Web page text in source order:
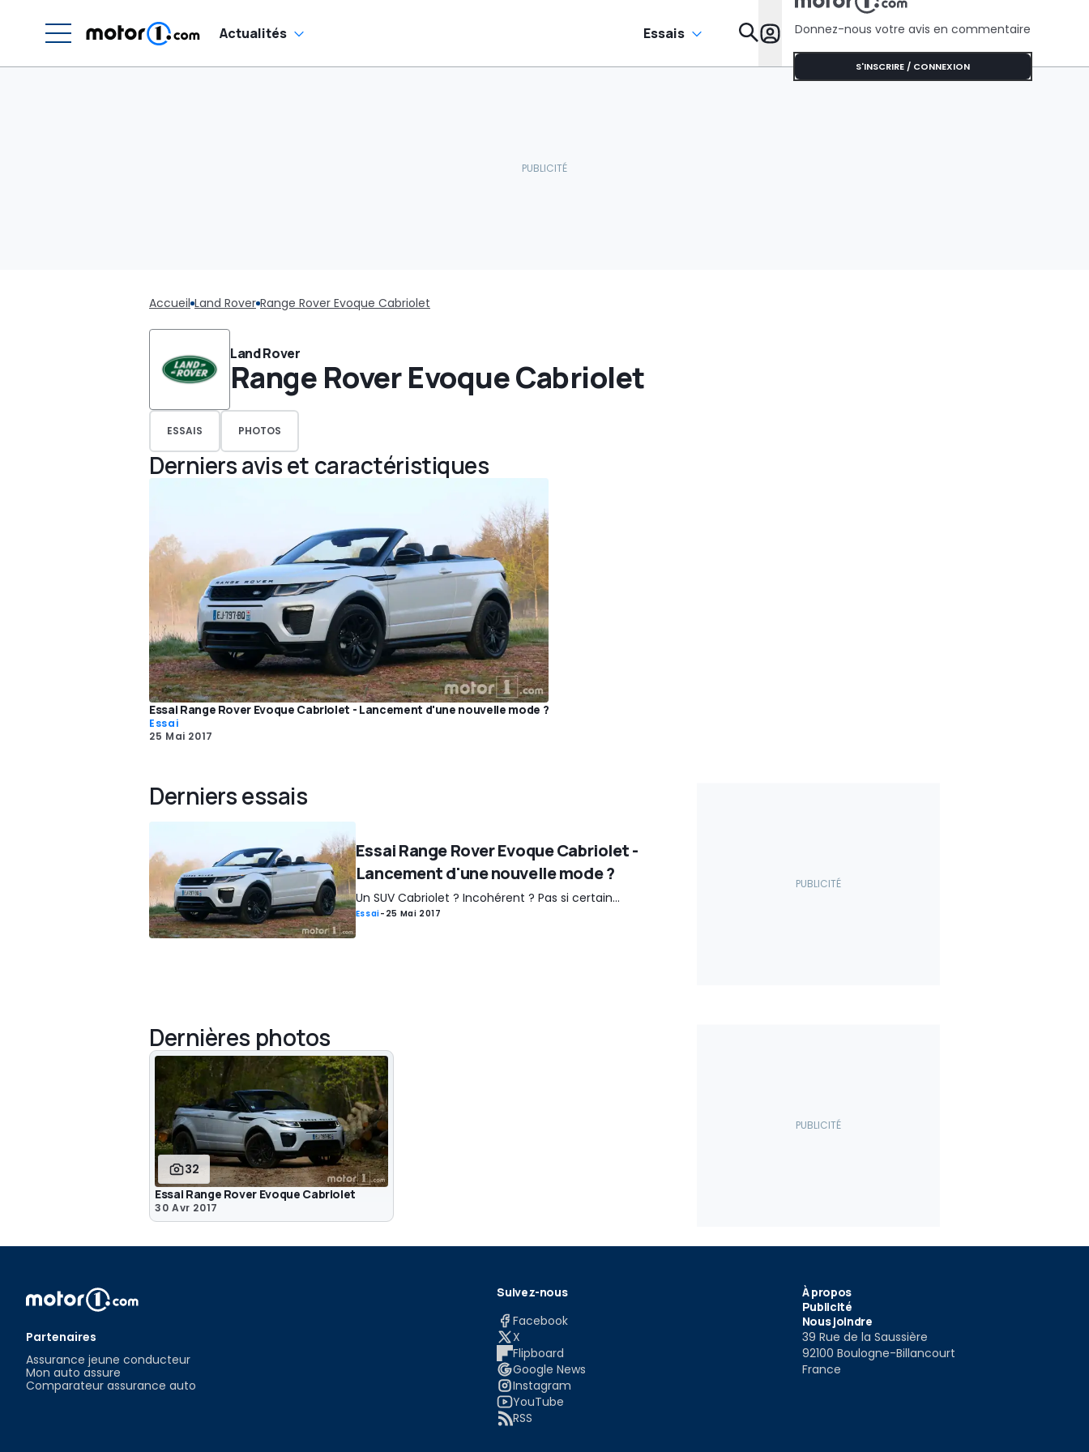
Actualités Essais Donnez-nous votre avis en commentaire
S'INSCRIRE / CONNEXION
Accueil Land Rover Range Rover Evoque Cabriolet
Land Rover
Range Rover Evoque Cabriolet
ESSAIS PHOTOS
Derniers avis et caractéristiques
Essai Range Rover Evoque Cabriolet - Lancement d'une nouvelle mode ?
Essai
25 Mai 2017
Derniers essais
Essai Range Rover Evoque Cabriolet -
Lancement d'une nouvelle mode ?
Un SUV Cabriolet ? Incohérent ? Pas si certain...
Essai- 25 Mai 2017
Dernières photos
32
Essai Range Rover Evoque Cabriolet
30 Avr 2017
Partenaires
Assurance jeune conducteur
Mon auto assure
Comparateur assurance auto
Suivez-nous
Facebook
X
Flipboard
Google News
Instagram
YouTube
RSS
À propos
Publicité
Nous joindre
39 Rue de la Saussière
92100 Boulogne-Billancourt
France